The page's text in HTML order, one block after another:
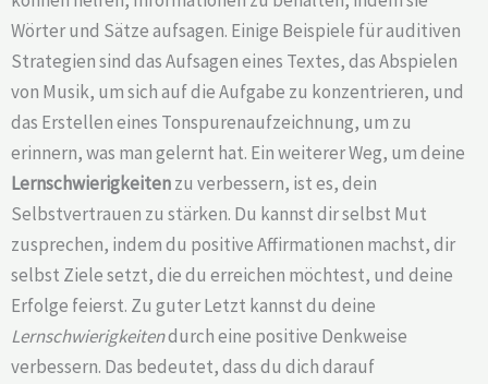
Wörter und Sätze aufsagen. Einige Beispiele für auditiven
Strategien sind das Aufsagen eines Textes, das Abspielen
von Musik, um sich auf die Aufgabe zu konzentrieren, und
das Erstellen eines Tonspurenaufzeichnung, um zu
erinnern, was man gelernt hat. Ein weiterer Weg, um deine
Lernschwierigkeitenzu verbessern, ist es, dein
Selbstvertrauen zu stärken. Du kannst dir selbst Mut
zusprechen, indem du positive Affirmationen machst, dir
selbst Ziele setzt, die du erreichen möchtest, und deine
Erfolge feierst. Zu guter Letzt kannst du deine
Lernschwierigkeitendurch eine positive Denkweise
verbessern. Das bedeutet, dass du dich darauf